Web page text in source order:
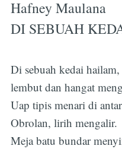
Hafney Maulana
DI SEBUAH
Di sebuah kedai
lembut dan hangat
Uap tipis menari di
Obrolan, lirih mengalir.
Meja batu bundar